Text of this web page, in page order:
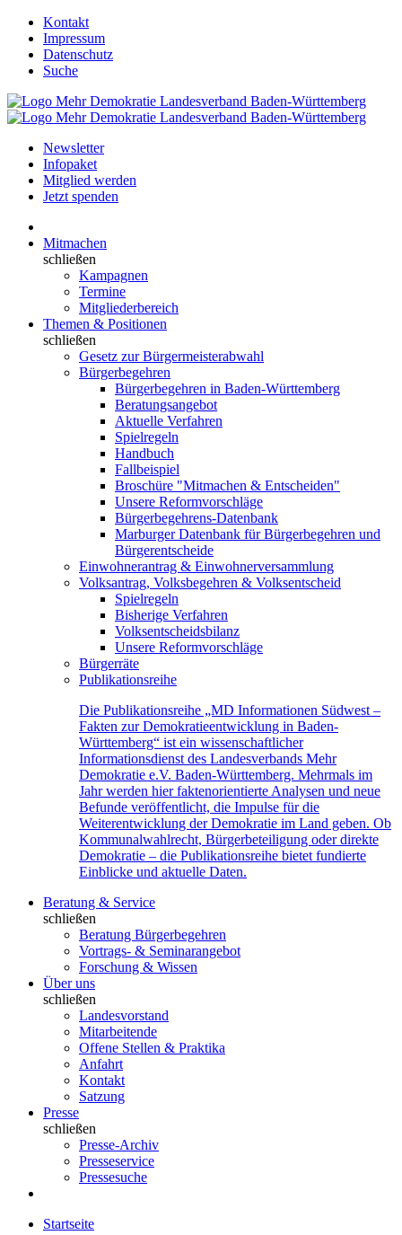
Kontakt
Impressum
Datenschutz
Suche
Newsletter
Infopaket
Mitglied werden
Jetzt spenden
Mitmachen
schließen
Kampagnen
Termine
Mitgliederbereich
Themen & Positionen
schließen
Gesetz zur Bürgermeisterabwahl
Bürgerbegehren
Bürgerbegehren in Baden-Württemberg
Beratungsangebot
Aktuelle Verfahren
Spielregeln
Handbuch
Fallbeispiel
Broschüre "Mitmachen & Entscheiden"
Unsere Reformvorschläge
Bürgerbegehrens-Datenbank
Marburger Datenbank für Bürgerbegehren und
Bürgerentscheide
Einwohnerantrag & Einwohnerversammlung
Volksantrag, Volksbegehren & Volksentscheid
Spielregeln
Bisherige Verfahren
Volksentscheidsbilanz
Unsere Reformvorschläge
Bürgerräte
Publikationsreihe
Die Publikationsreihe „MD Informationen Südwest –
Fakten zur Demokratieentwicklung in Baden-
Württemberg“ ist ein wissenschaftlicher
Informationsdienst des Landesverbands Mehr
Demokratie e.V. Baden-Württemberg. Mehrmals im
Jahr werden hier faktenorientierte Analysen und neue
Befunde veröffentlicht, die Impulse für die
Weiterentwicklung der Demokratie im Land geben. Ob
Kommunalwahlrecht, Bürgerbeteiligung oder direkte
Demokratie – die Publikationsreihe bietet fundierte
Einblicke und aktuelle Daten.
Beratung & Service
schließen
Beratung Bürgerbegehren
Vortrags- & Seminarangebot
Forschung & Wissen
Über uns
schließen
Landesvorstand
Mitarbeitende
Offene Stellen & Praktika
Anfahrt
Kontakt
Satzung
Presse
schließen
Presse-Archiv
Presseservice
Pressesuche
Startseite